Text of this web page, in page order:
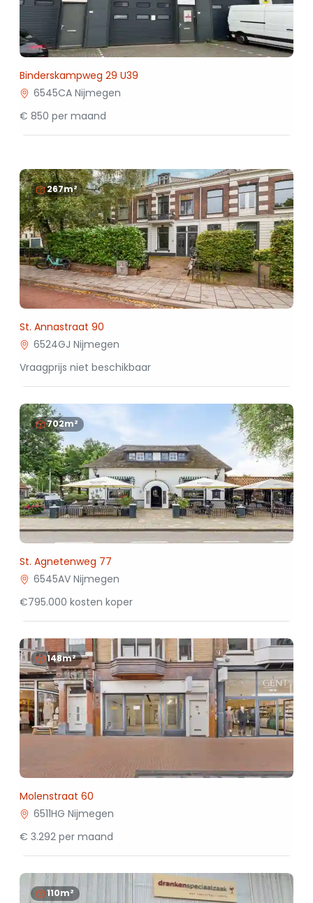
Binderskampweg 29 U39
6545CA Nijmegen
€ 850 per maand
267m²
St. Annastraat 90
6524GJ Nijmegen
Vraagprijs niet beschikbaar
702m²
St. Agnetenweg 77
6545AV Nijmegen
€795.000 kosten koper
148m²
Molenstraat 60
6511HG Nijmegen
€ 3.292 per maand
110m²